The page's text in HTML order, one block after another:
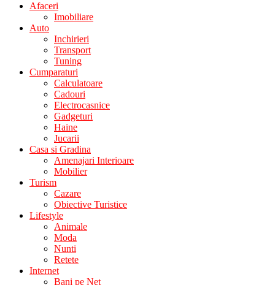
Afaceri
Imobiliare
Auto
Inchirieri
Transport
Tuning
Cumparaturi
Calculatoare
Cadouri
Electrocasnice
Gadgeturi
Haine
Jucarii
Casa si Gradina
Amenajari Interioare
Mobilier
Turism
Cazare
Obiective Turistice
Lifestyle
Animale
Moda
Nunti
Retete
Internet
Bani pe Net